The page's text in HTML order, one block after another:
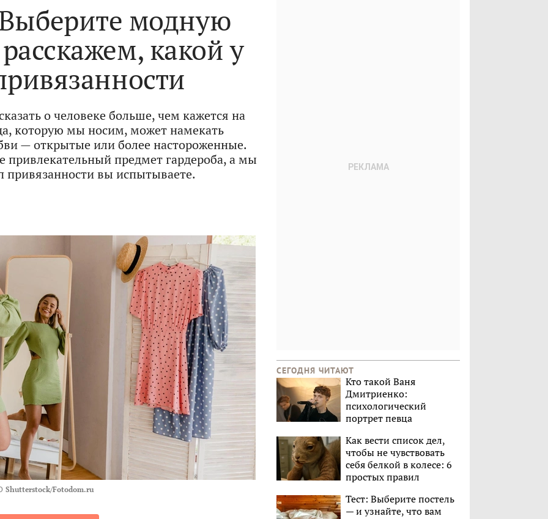
модную
какой у
о человеке больше, чем кажется на
которую мы носим, может намекать
— открытые или более настороженные.
привлекательный предмет гардероба, а мы
привязанности вы испытываете.
Shutterstock/Fotodom.ru
СЕГОДНЯ ЧИТАЮТ
Кто такой Ваня
Дмитриенко:
психологический
портрет певца
Как вести список дел,
чтобы не чувствовать
себя белкой в колесе: 6
простых правил
Тест: Выберите постель
— и узнайте, что вам